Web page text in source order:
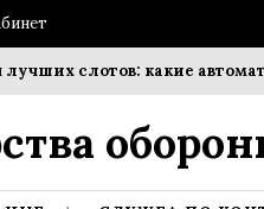
слотов: какие автоматы